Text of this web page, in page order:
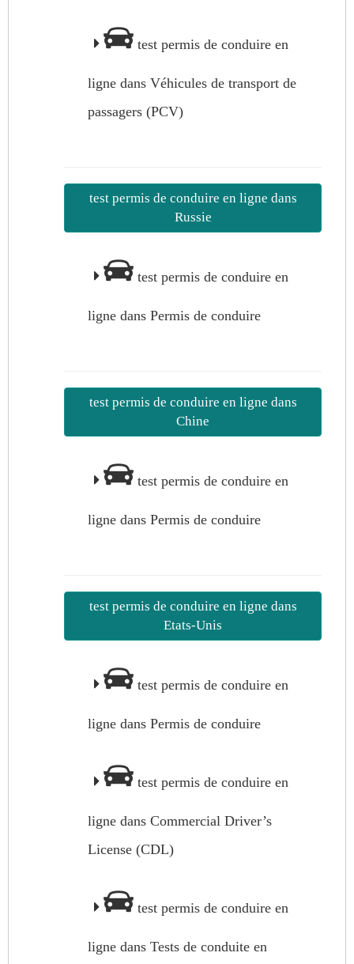
test permis de conduire en
ligne dans Véhicules de transport de
passagers (PCV)
test permis de conduire en ligne dans
Russie
test permis de conduire en
ligne dans Permis de conduire
test permis de conduire en ligne dans
Chine
test permis de conduire en
ligne dans Permis de conduire
test permis de conduire en ligne dans
Etats-Unis
test permis de conduire en
ligne dans Permis de conduire
test permis de conduire en
ligne dans Commercial Driver’s
License (CDL)
test permis de conduire en
ligne dans Tests de conduite en